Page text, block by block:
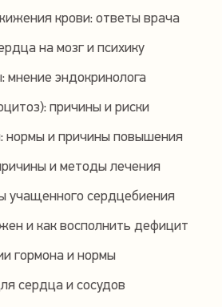
крови: ответы врача
на мозг и психику
эндокринолога
причины и риски
нормы и причины повышения
и методы лечения
учащенного сердцебиения
и как восполнить дефицит
гормона и нормы
сердца и сосудов